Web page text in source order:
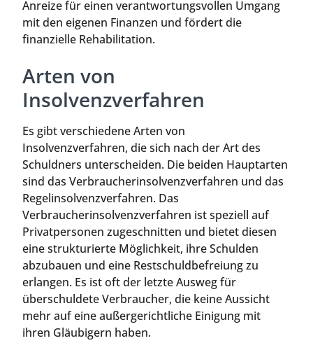
Anreize für einen verantwortungsvollen Umgang
mit den eigenen Finanzen und fördert die
finanzielle Rehabilitation.
Arten von
Insolvenzverfahren
Es gibt verschiedene Arten von
Insolvenzverfahren, die sich nach der Art des
Schuldners unterscheiden. Die beiden Hauptarten
sind das Verbraucherinsolvenzverfahren und das
Regelinsolvenzverfahren. Das
Verbraucherinsolvenzverfahren ist speziell auf
Privatpersonen zugeschnitten und bietet diesen
eine strukturierte Möglichkeit, ihre Schulden
abzubauen und eine Restschuldbefreiung zu
erlangen. Es ist oft der letzte Ausweg für
überschuldete Verbraucher, die keine Aussicht
mehr auf eine außergerichtliche Einigung mit
ihren Gläubigern haben.